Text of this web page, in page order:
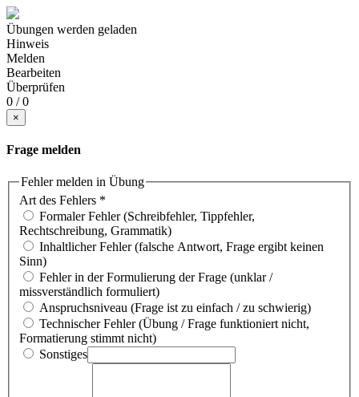
Übungen werden geladen
Hinweis
Melden
Bearbeiten
Überprüfen
0 / 0
×
Frage melden
Fehler melden in Übung
Art des Fehlers *
Formaler Fehler (Schreibfehler, Tippfehler,
Rechtschreibung, Grammatik)
Inhaltlicher Fehler (falsche Antwort, Frage ergibt keinen
Sinn)
Fehler in der Formulierung der Frage (unklar /
missverständlich formuliert)
Anspruchsniveau (Frage ist zu einfach / zu schwierig)
Technischer Fehler (Übung / Frage funktioniert nicht,
Formatierung stimmt nicht)
Sonstiges